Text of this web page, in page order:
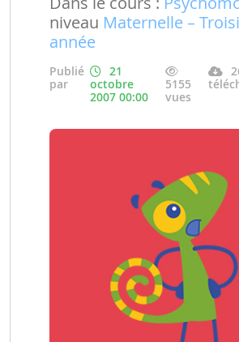
niveau Maternelle –
année
Publié
par
21
octobre
2007 00:00
5155
vues